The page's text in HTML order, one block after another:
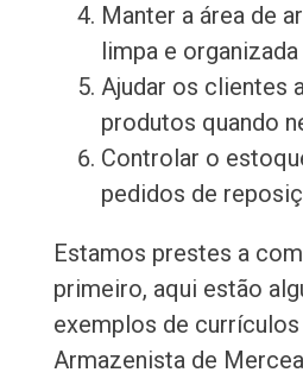
Manter a área de
limpa e organizada
Ajudar os clientes
produtos quando
Controlar o
pedidos de
Estamos prestes a
primeiro, aqui estão
exemplos de
Armazenista de